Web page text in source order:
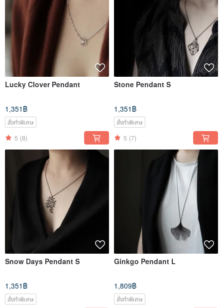
Lucky Clover Pendant
1,351฿
สั่งทำพิเศษ
5 (8)
Stone Pendant S
1,351฿
สั่งทำพิเศษ
5 (7)
Snow Days Pendant S
1,351฿
สั่งทำพิเศษ
Ginkgo Pendant L
1,809฿
สั่งทำพิเศษ